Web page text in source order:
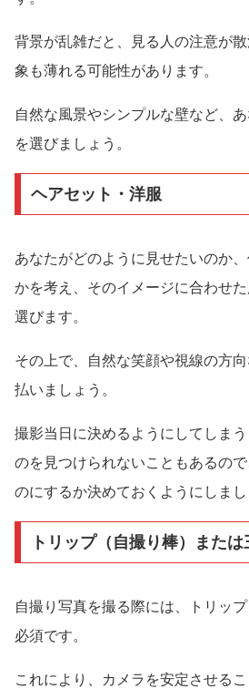
背景が乱雑だと、見る人の注意が
象も薄れる可能性があります。
自然な風景やシンプルな壁など、
を選びましょう。
ヘアセット・洋服
あなたがどのように見せたいのか
かを考え、そのイメージに合わせ
選びます。
その上で、自然な笑顔や視線の方
払いましょう。
撮影当日に決めるようにしてしま
のを見つけられないこともあるの
のにするか決めておくようにしまし
トリップ（自撮り棒）または
自撮り写真を撮る際には、トリッ
必須です。
これにより、カメラを安定させる